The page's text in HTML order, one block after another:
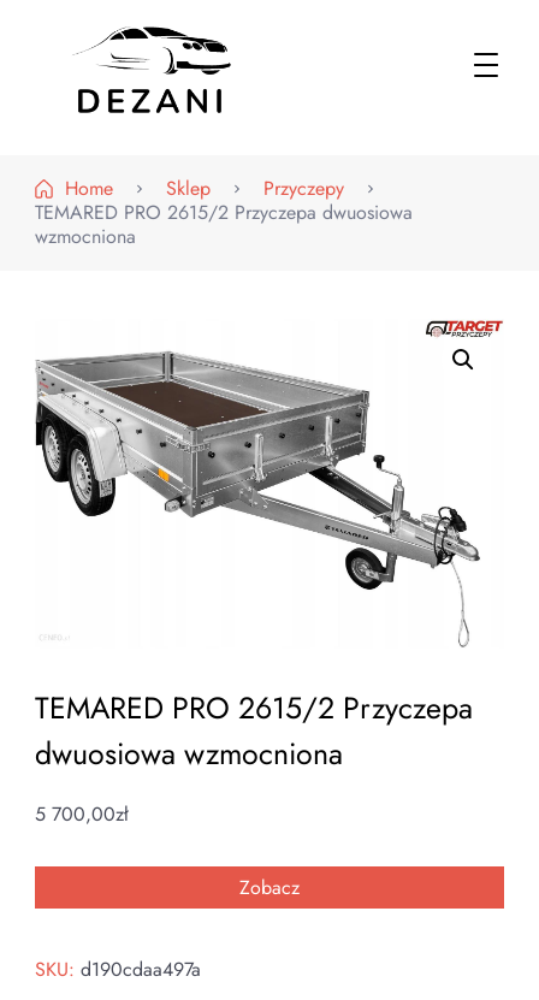
Home
Sklep
Przyczepy
TEMARED PRO 2615/2 Przyczepa dwuosiowa
wzmocniona
TEMARED PRO 2615/2 Przyczepa
dwuosiowa wzmocniona
5 700,00zł
Zobacz
SKU: d190cdaa497a